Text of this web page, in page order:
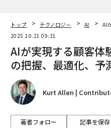
トップ テクノロジー AI
AI
2025.10.21 09:31
AIが実現する顧客体
の把握、最適化、予
Kurt Allen |
著者フォロー 記事を保存